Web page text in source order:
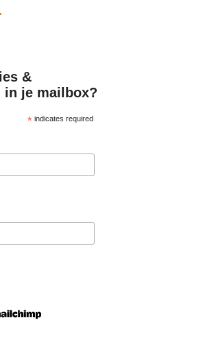
met bloemen, een beetje kleurstof
&
in je mailbox?
* indicates required